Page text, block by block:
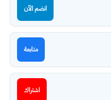
انضم الآن
متابعة
اشتراك